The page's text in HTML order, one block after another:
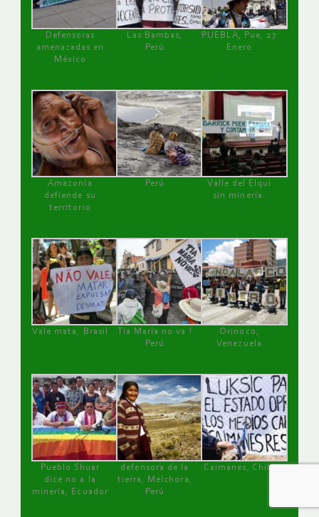
Defensoras
amenazadas en
México
Las Bambas,
Perú
PUEBLA, Pue, 27
Enero
Amazonía
defiende su
territorio
Perú
Valle del Elqui
sin minería.
Vale mata, Brasil
Tía María no va !
Perú
Orinoco,
Venezuela
Pueblo Shuar
dice no a la
minería, Ecuador
defensora de la
tierra, Melchora,
Perú
Caimanes, Chile